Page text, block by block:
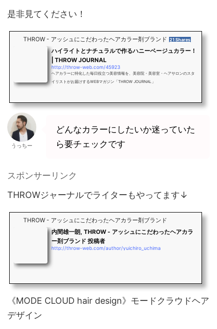
是非見てください！
THROW - アッシュにこだわったヘアカラー剤ブランド 21 Shares
ハイライトとナチュラルで作るハニーベージュカラー！
| THROW JOURNAL
http://throw-web.com/45923
ヘアカラーに特化した毎日役立つ美容情報を、美容院・美容室・ヘアサロンのスタ
イリストがお届けするWEBマガジン「THROW JOURNAL」
うっちー
どんなカラーにしたいか迷っていた
ら要チェックです
スポンサーリンク
THROWジャーナルでライターもやってます↓
THROW - アッシュにこだわったヘアカラー剤ブランド
内間雄一朗, THROW - アッシュにこだわったヘアカラ
ー剤ブランド 投稿者
http://throw-web.com/author/yuichiro_uchima
《MODE CLOUD hair design》モードクラウドヘア
デザイン